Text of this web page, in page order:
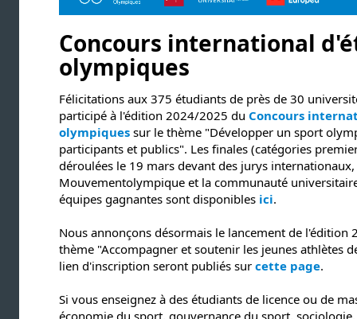
Concours international
olympiques
Félicitations aux 375 étudiants de près de 30
participé à l'édition 2024/2025 du Concours
olympiques sur le thème "Développer un sport
participants et publics". Les finales (catégories
déroulées le 19 mars devant des jurys
Mouvementolympique et la communauté
équipes gagnantes sont disponibles ici.
Nous annonçons désormais le lancement de
thème "Accompagner et soutenir les jeunes athlètes
lien d'inscription seront publiés sur cette page.
Si vous enseignez à des étudiants de licence ou de
économie du sport, gouvernance du sport,